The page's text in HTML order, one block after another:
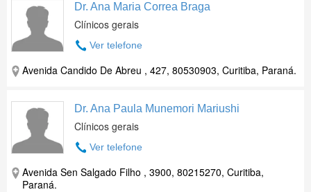
Dr. Ana Maria Correa Braga
Clínicos gerais
Ver telefone
Avenida Candido De Abreu , 427, 80530903, Curitiba, Paraná.
Dr. Ana Paula Munemori Mariushi
Clínicos gerais
Ver telefone
Avenida Sen Salgado Filho , 3900, 80215270, Curitiba,
Paraná.